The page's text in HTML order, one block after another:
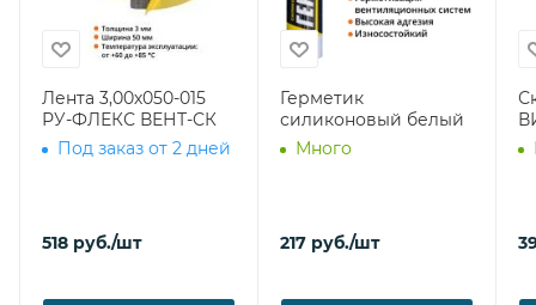
Лента 3,00х050-015
РУ-ФЛЕКС ВЕНТ-СК
Под заказ от 2 дней
518 руб./шт
Герметик
силиконовый белый
Много
217 руб./шт